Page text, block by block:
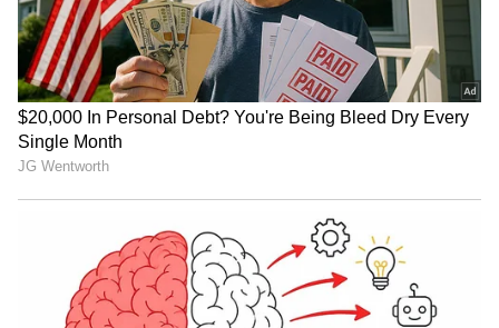
ಬಗ್ಗೆ ಕ್ರಮ ತೆಗೆದುಕೊಳ್ಳುವ ಮೂಲಕ ಜನರಿಗೆ ಶುದ್ಧ
ಕುಡಿಯುವ ನೀರು ನೀಡಬೇಕಿದೆ.
ಬಳ್ಳಾರಿ ನೀರಿನ ಬವಣೆ ನೀಗಿಸಲು ಡ್ಯಾಂ ನಿರ್ಮಾಣ:
ಜಿಲ್ಲೆಯಲ್ಲಿ ನೀರಿನ ಬವಣೆ ನೀಗಿಸಲು ಕನಕಗಿರಿ ತಾಲೂಕಿನ
ಜಲಾಶಯ ನಿರ್ಮಿಸಲಾಗುವುದು ಎಂದು ಜಿಲ್ಲಾ ಉಸ್ತುವಾರಿ
ಸಚಿವ ಬಿ. ಶ್ರೀರಾಮುಲು ಹೇಳಿದರು. ತಾಲೂಕಿನ ಯರ್ರಂಗಳಿ
ಗ್ರಾಮದ ಹುಲಿಗೆಮ್ಮ ಮತ್ತು ಸುಂಕ್ಲಮ್ಮ ದೇವಿ ದೇವಸ್ಥಾನಕ್ಕೆ
ಗುರುವಾರ ಭೇಟಿ ನೀಡಿದ ನಂತರ ಖಾಸಗಿ ಕಾರ್ಯಕ್ರಮದಲ್ಲಿ